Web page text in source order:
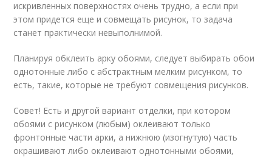
искривленных поверхностях очень трудно, а если при
этом придется еще и совмещать рисунок, то задача
станет практически невыполнимой.
Планируя обклеить арку обоями, следует выбирать обои
однотонные либо с абстрактным мелким рисунком, то
есть, такие, которые не требуют совмещения рисунков.
Совет! Есть и другой вариант отделки, при котором
обоями с рисунком (любым) оклеивают только
фронтонные части арки, а нижнюю (изогнутую) часть
окрашивают либо оклеивают однотонными обоями,